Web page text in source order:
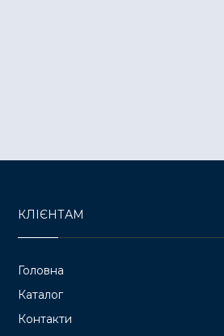
КЛІЄНТАМ
Головна
Каталог
Контакти